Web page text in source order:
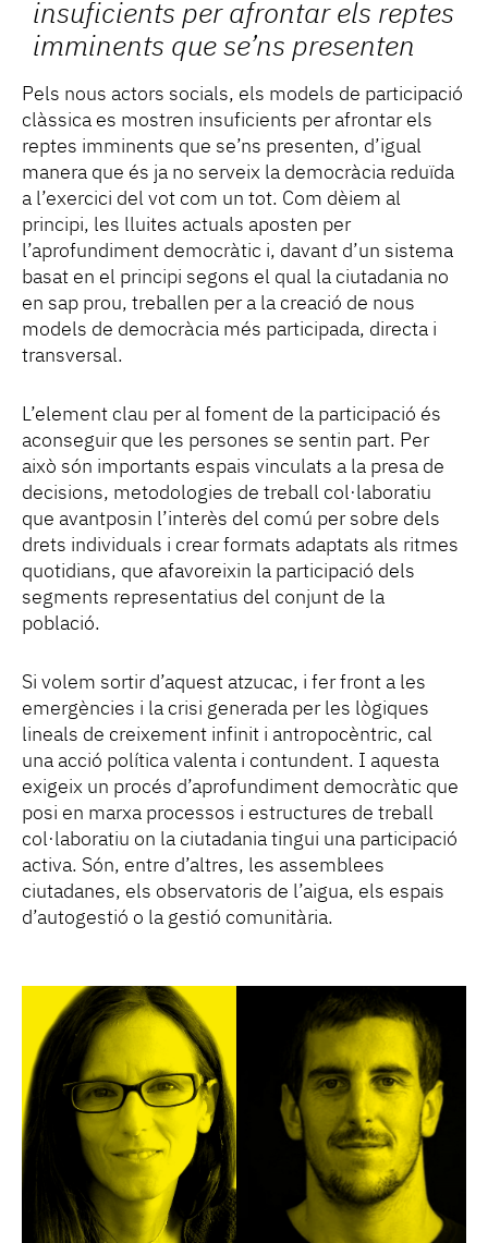
insuficients per afrontar els reptes
imminents que se’ns presenten
Pels nous actors socials, els models de participació
clàssica es mostren insuficients per afrontar els
reptes imminents que se’ns presenten, d’igual
manera que és ja no serveix la democràcia reduïda
a l’exercici del vot com un tot. Com dèiem al
principi, les lluites actuals aposten per
l’aprofundiment democràtic i, davant d’un sistema
basat en el principi segons el qual la ciutadania no
en sap prou, treballen per a la creació de nous
models de democràcia més participada, directa i
transversal.
L’element clau per al foment de la participació és
aconseguir que les persones se sentin part. Per
això són importants espais vinculats a la presa de
decisions, metodologies de treball col·laboratiu
que avantposin l’interès del comú per sobre dels
drets individuals i crear formats adaptats als ritmes
quotidians, que afavoreixin la participació dels
segments representatius del conjunt de la
població.
Si volem sortir d’aquest atzucac, i fer front a les
emergències i la crisi generada per les lògiques
lineals de creixement infinit i antropocèntric, cal
una acció política valenta i contundent. I aquesta
exigeix un procés d’aprofundiment democràtic que
posi en marxa processos i estructures de treball
col·laboratiu on la ciutadania tingui una participació
activa. Són, entre d’altres, les assemblees
ciutadanes, els observatoris de l’aigua, els espais
d’autogestió o la gestió comunitària.